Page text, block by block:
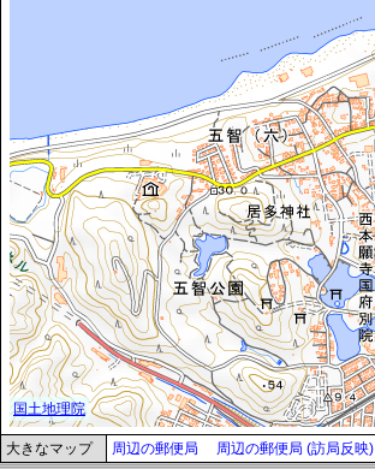
大きなマップ 周辺の郵便局 周辺の郵便局 (訪局反映)